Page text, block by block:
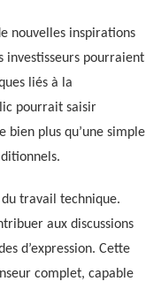
nouvelles inspirations
investisseurs pourraient
liés à la
pourrait saisir
bien plus qu’une simple
du travail technique.
aux discussions
d’expression. Cette
complet, capable